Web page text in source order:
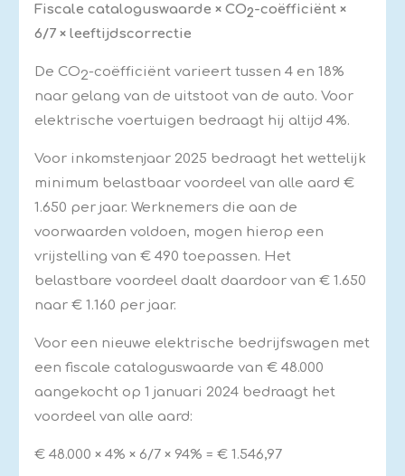
Fiscale cataloguswaarde × CO2-coëfficiënt ×
6/7 × leeftijdscorrectie
De CO2-coëfficiënt varieert tussen 4 en 18%
naar gelang van de uitstoot van de auto. Voor
elektrische voertuigen bedraagt hij altijd 4%.
Voor inkomstenjaar 2025 bedraagt het wettelijk
minimum belastbaar voordeel van alle aard €
1.650 per jaar. Werknemers die aan de
voorwaarden voldoen, mogen hierop een
vrijstelling van € 490 toepassen. Het
belastbare voordeel daalt daardoor van € 1.650
naar € 1.160 per jaar.
Voor een nieuwe elektrische bedrijfswagen met
een fiscale cataloguswaarde van € 48.000
aangekocht op 1 januari 2024 bedraagt het
voordeel van alle aard:
€ 48.000 × 4% × 6/7 × 94% = € 1.546,97